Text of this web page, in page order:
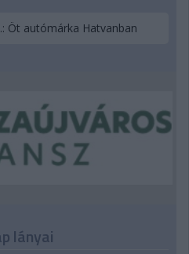
Öt autómárka Hatvanban
lányai